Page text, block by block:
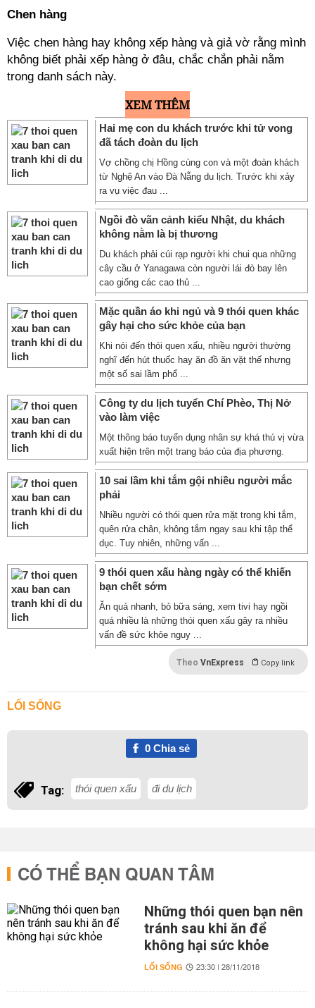
Chen hàng
Việc chen hàng hay không xếp hàng và giả vờ rằng mình
không biết phải xếp hàng ở đâu, chắc chắn phải nằm
trong danh sách này.
XEM THÊM
Hai mẹ con du khách trước khi tử vong
đã tách đoàn du lịch
Vợ chồng chị Hồng cùng con và một đoàn khách
từ Nghệ An vào Đà Nẵng du lịch. Trước khi xảy
ra vụ việc đau ...
Ngồi đò vãn cảnh kiểu Nhật, du khách
không nằm là bị thương
Du khách phải cúi rạp người khi chui qua những
cây cầu ở Yanagawa còn người lái đò bay lên
cao giống các cao thủ ...
Mặc quần áo khi ngủ và 9 thói quen khác
gây hại cho sức khỏe của bạn
Khi nói đến thói quen xấu, nhiều người thường
nghĩ đến hút thuốc hay ăn đồ ăn vặt thế nhưng
một số sai lầm phổ ...
Công ty du lịch tuyển Chí Phèo, Thị Nở
vào làm việc
Một thông báo tuyển dụng nhân sự khá thú vị vừa
xuất hiện trên một trang báo của địa phương.
10 sai lầm khi tắm gội nhiều người mắc
phải
Nhiều người có thói quen rửa mặt trong khi tắm,
quên rửa chân, không tắm ngay sau khi tập thể
dục. Tuy nhiên, những vấn ...
9 thói quen xấu hàng ngày có thể khiến
bạn chết sớm
Ăn quá nhanh, bỏ bữa sáng, xem tivi hay ngồi
quá nhiều là những thói quen xấu gây ra nhiều
vấn đề sức khỏe nguy ...
Theo VnExpress Copy link
LỐI SỐNG
0Chia sẻ
Tag: thói quen xấu đi du lịch
CÓ THỂ BẠN QUAN TÂM
Những thói quen bạn nên
tránh sau khi ăn để
không hại sức khỏe
LỐI SỐNG 23:30 | 28/11/2018